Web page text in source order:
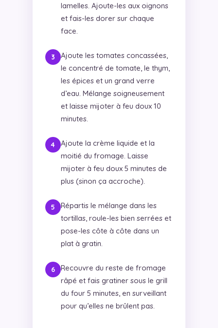
lamelles. Ajoute-les aux oignons
et fais-les dorer sur chaque
face.
Ajoute les tomates concassées,
le concentré de tomate, le thym,
les épices et un grand verre
d’eau. Mélange soigneusement
et laisse mijoter à feu doux 10
minutes.
Ajoute la crème liquide et la
moitié du fromage. Laisse
mijoter à feu doux 5 minutes de
plus (sinon ça accroche).
Répartis le mélange dans les
tortillas, roule-les bien serrées et
pose-les côte à côte dans un
plat à gratin.
Recouvre du reste de fromage
râpé et fais gratiner sous le grill
du four 5 minutes, en surveillant
pour qu’elles ne brûlent pas.